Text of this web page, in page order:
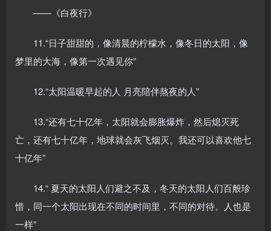
——《白夜行》
11.“日子甜甜的，像清晨的柠檬水，像冬日的太阳，像
梦里的大海，像第一次遇见你”
12.“太阳温暖早起的人 月亮陪伴熬夜的人”
13.“还有七十亿年，太阳就会膨胀爆炸，然后熄灭死
亡，还有七十亿年，地球就会灰飞烟灭。我还可以喜欢他七
十亿年”
14.“ 夏天的太阳人们避之不及，冬天的太阳人们百般珍
惜，同一个太阳出现在不同的时间里，不同的对待。人也是
一样”